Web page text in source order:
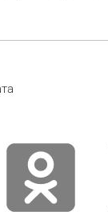
odnoklassniki